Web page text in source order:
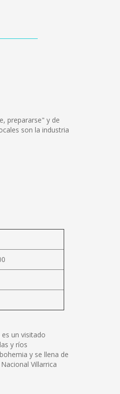
prepararse" y de
son la industria
un visitado
y ríos
y se llena de
Villarrica